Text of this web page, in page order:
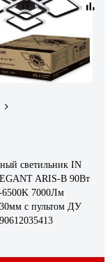
светильник IN
ARIS-B 90Вт
6500K 7000Лм
c пультом ДУ